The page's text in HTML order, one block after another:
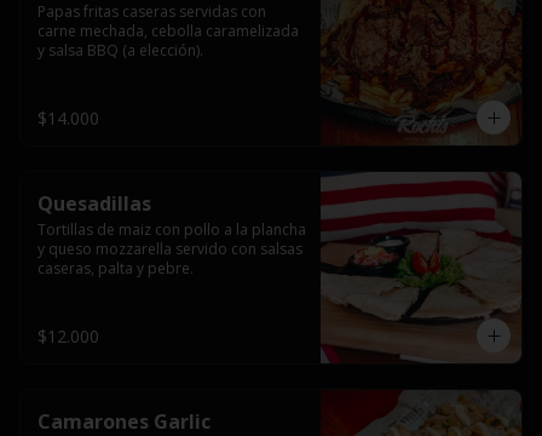
Papas fritas caseras servidas con
carne mechada, cebolla caramelizada
y salsa BBQ (a elección).
$14.000
Quesadillas
Tortillas de maiz con pollo a la plancha
y queso mozzarella servido con salsas
caseras, palta y pebre.
$12.000
Camarones Garlic